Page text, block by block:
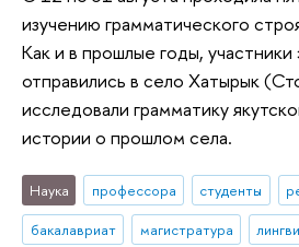
изучению грамматического
Как и в прошлые годы,
отправились в село Хатырык
исследовали грамматику
истории о прошлом села.
Наука профессора студенты
бакалавриат
магистратура